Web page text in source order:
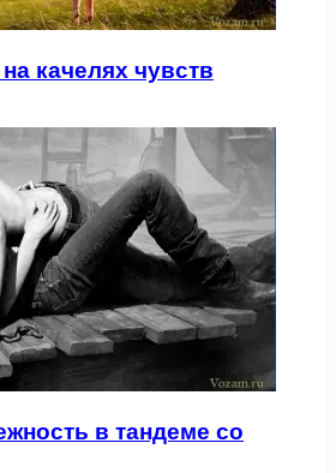
качелях чувств
в тандеме со